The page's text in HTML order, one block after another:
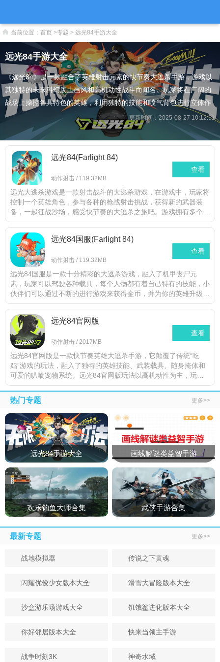
当前位置： 首页 >专题 > 远光84手游大全
远光84手游大全
《远光84》是一款融合了英雄射击元素的快节奏大逃杀手游，游戏以
其独特的未来科幻废土画风和高机动性战斗而闻名。玩家将在广阔的
战场上操控各具特色的英雄，利用独特的技能和喷气背包进行立体作
战，并驾驶多样化的载具进行高速移动和激烈对决。游戏强调快节奏
的对抗、丰富的战术选择以及无限復活机制，为玩家带来了不同于传
统大逃杀的畅快体验，并且支援手机与PC跨平台游玩，让玩家可以随
时随地与好友组队，享受这场充满活力的生存竞技。
更新时间：2025-08-27 10:12:51
远光84(Farlight 84)
动作射击 / 119.32MB
查看
远光大逃杀游戏是一款射击战斗的大逃杀游戏，在游戏中，玩家将
控制一个英雄角色，参与各种的枪战射击挑战，获得新的武器装
备，一起征战沙场，感受快节奏的大逃杀之旅吧。游戏拥有多个的
模式玩法，可以与好友联机战斗，进行实时的对战玩法，感受真正
战争的乐趣，赶紧来下载体验吧。
远光84国服(Farlight 84)
动作射击 / 119.32MB
查看
远光84国服是一款十分精彩的大逃杀游戏，融入了机甲丧尸元
素，玩家可以驾驶各种载具，每个人物都有着自己特有的技能，小
伙伴们可以通过不断的进行游戏来获得金币，并为你的英雄升级
哦，有了战力提升，你的人物角色战斗力也会更加的强大，喜爱的
话快来试试吧。
远光84官网版
动作射击 / 2017MB
查看
远光84官网版是一款快节奏英雄大逃杀手游，它颠覆了传统“吃
鸡”游戏的玩法，融入了独特的英雄技能、武装载具、随身掩体和
可爱的叭嘀宠物系统。远光84官网版玩法以高机动性为主，玩家
可以利用喷气背包和滑铲进行快速移动，并在充满变数的战场上，
体验一场激情四射的射击对决
热门专题 更多>>
远光84手游大全 画线解谜类益智手游
欢乐钓鱼大师合集 武侠手游合集
最新专题 更多>>
战地模拟器 传说之下黄魂
闪耀优俊少女版本大全 滑雪大冒险版本大全
沙盒游乐场游戏大全 饥饿鲨进化版本大全
你好邻居版本大全 快来当领主手游
战争时刻3K 神奇水域